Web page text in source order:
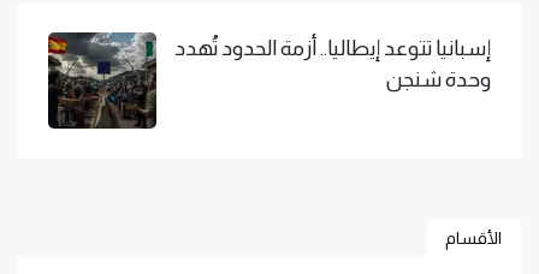
إسبانيا تتوعد إيطاليا.. أزمة الحدود تُهدد
وحدة شنجن
الأقسام